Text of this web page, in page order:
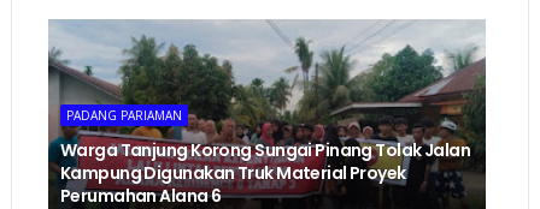
PADANG PARIAMAN
Warga Tanjung Korong Sungai Pinang Tolak Jalan
Kampung Digunakan Truk Material Proyek
Perumahan Alana 6